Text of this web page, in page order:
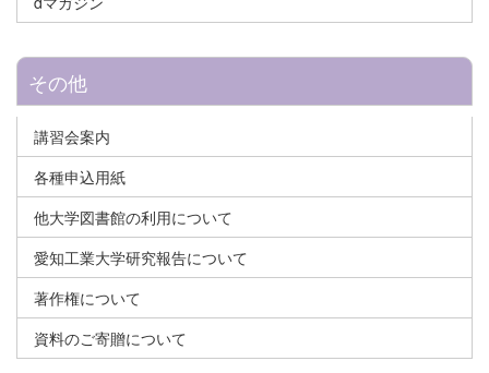
その他
講習会案内
各種申込用紙
他大学図書館の利用について
愛知工業大学研究報告について
著作権について
資料のご寄贈について